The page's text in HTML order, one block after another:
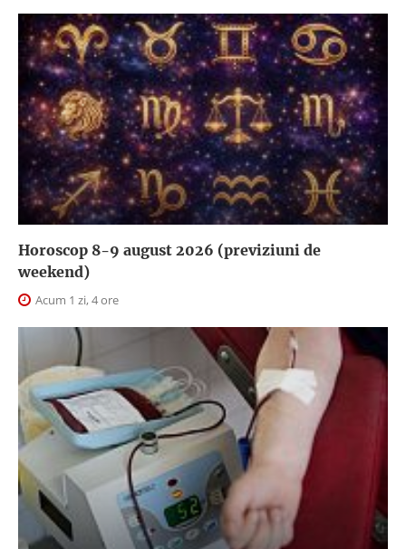
Horoscop 8-9 august 2026 (previziuni de
weekend)
Acum 1 zi, 4 ore